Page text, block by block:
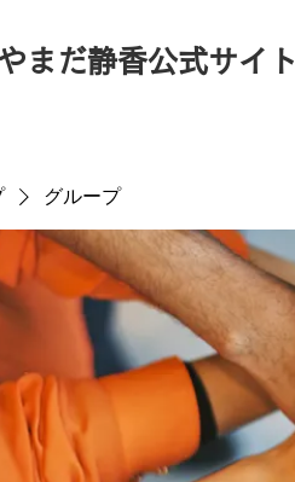
まだ静香公式サイト
グループ